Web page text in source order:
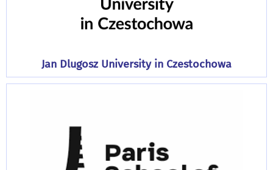
Jan Dlugosz University in Czestochowa